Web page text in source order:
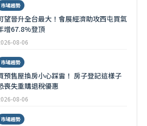
市場趨勢
望晉升全台最大！會展經濟助攻西屯買氣
增67.8%登頂
08-06
市場趨勢
預售屋換房小心踩雷！ 房子登記這樣子
喪失重購退稅優惠
08-06
市場趨勢